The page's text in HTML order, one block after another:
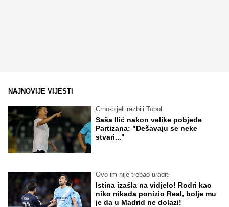
NAJNOVIJE VIJESTI
Crno-bijeli razbili Tobol
Saša Ilić nakon velike pobjede
Partizana: "Dešavaju se neke
stvari..."
Ovo im nije trebao uraditi
Istina izašla na vidjelo! Rodri kao
niko nikada ponizio Real, bolje mu
je da u Madrid ne dolazi!